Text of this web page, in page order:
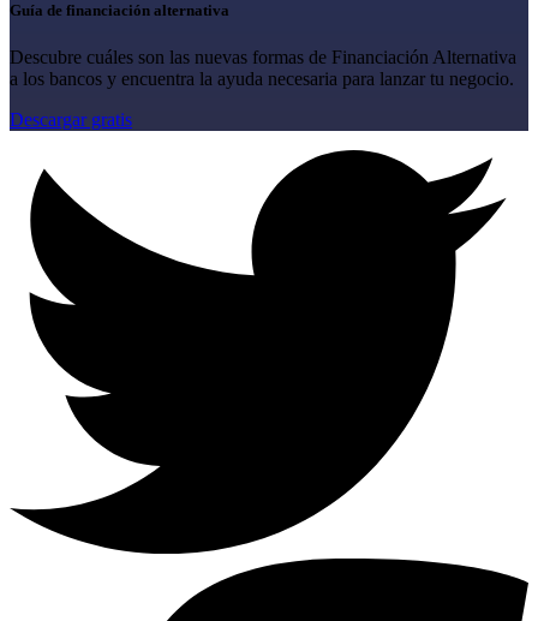
Guía de financiación alternativa
Descubre cuáles son las nuevas formas de Financiación Alternativa
a los bancos y encuentra la ayuda necesaria para lanzar tu negocio.
Descargar gratis